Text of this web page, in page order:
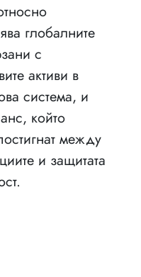
глобалните
с
активи в
система, и
който
между
и защитата